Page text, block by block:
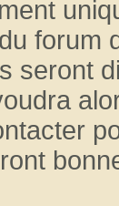
forum
seront